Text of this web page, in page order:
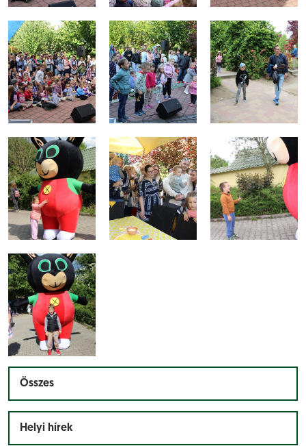
Összes
Helyi hírek